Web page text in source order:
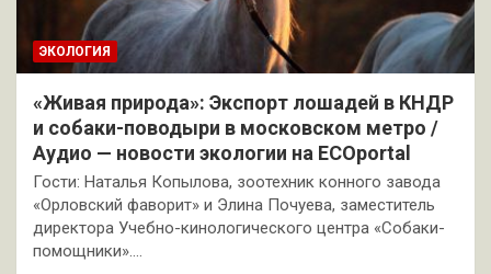
ЭКОЛОГИЯ
«Живая природа»: Экспорт лошадей в КНДР
и собаки-поводыри в московском метро /
Аудио — новости экологии на ECOportal
Гости: Наталья Копылова, зоотехник конного завода
«Орловский фаворит» и Элина Почуева, заместитель
директора Учебно-кинологического центра «Собаки-
помощники».…